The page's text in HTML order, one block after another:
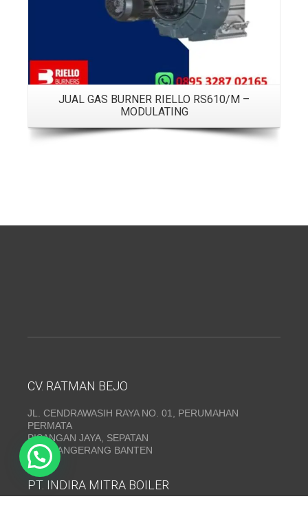
JUAL GAS BURNER RIELLO RS610/M –
MODULATING
CV. RATMAN BEJO
JL. CENDRAWASIH RAYA NO. 01, PERUMAHAN
PERMATA
PISANGAN JAYA, SEPATAN
KAB. TANGERANG BANTEN
PT. INDIRA MITRA BOILER